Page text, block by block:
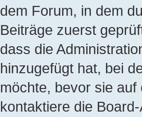
dem Forum, in dem
Beiträge zuerst
dass die
hinzugefügt hat, bei
möchte, bevor sie
kontaktiere die